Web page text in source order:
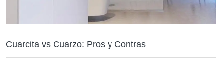
Cuarcita vs Cuarzo: Pros y Contras